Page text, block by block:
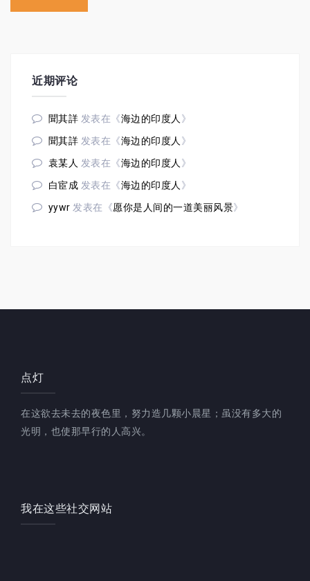
近期评论
聞其詳 发表在《海边的印度人 》
聞其詳 发表在《海边的印度人 》
袁某人 发表在《海边的印度人 》
白宦成 发表在《海边的印度人 》
yywr 发表在《愿你是人间的一道美丽风景》
点灯
在这欲去未去的夜色里，努力造几颗小晨星；虽没有多大的
光明，也使那早行的人高兴。
我在这些社交网站